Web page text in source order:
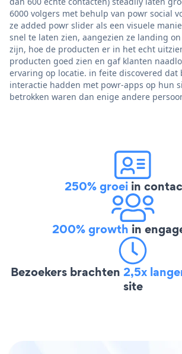
6000 volgers met behulp van powr social
ze added powr slider als een visuele
snel te laten zien, aangezien ze landing
zijn, hoe de producten er in het echt
producten goed zien en gaf klanten
ervaring op locatie. in feite discovered dat
interactie hadden met powr-apps op hun
betrokken waren dan enige andere
250% groei in
200% growth in
Bezoekers brachten 2,5x
site